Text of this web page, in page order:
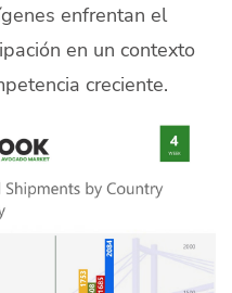
enfrentan el
en un contexto
creciente.